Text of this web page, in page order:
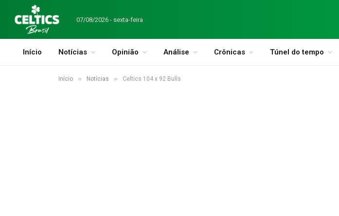
07/08/2026 - sexta-feira
Início Notícias Opinião Análise Crônicas Túnel do tempo
Início » Notícias » Celtics 104 x 92 Bulls